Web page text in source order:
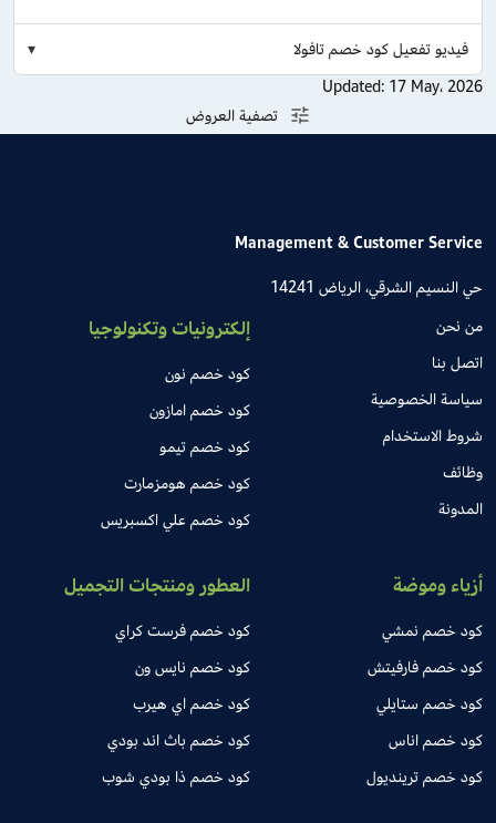
فيديو تفعيل كود خصم تافولا
Updated: 17 May، 2026
تصفية العروض
Management & Customer Service
حي النسيم الشرقي، الرياض 14241
من نحن
اتصل بنا
سياسة الخصوصية
شروط الاستخدام
وظائف
المدونة
إلكترونيات وتكنولوجيا
كود خصم نون
كود خصم امازون
كود خصم تيمو
كود خصم هومزمارت
كود خصم علي اكسبريس
أزياء وموضة
كود خصم نمشي
كود خصم فارفيتش
كود خصم ستايلي
كود خصم اناس
كود خصم ترينديول
العطور ومنتجات التجميل
كود خصم فرست كراي
كود خصم نايس ون
كود خصم اي هيرب
كود خصم باث اند بودي
كود خصم ذا بودي شوب